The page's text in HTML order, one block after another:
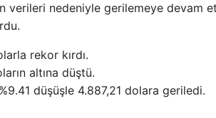
nedeniyle gerilemeye devam
rekor kırdı.
altına düştü.
düşüşle 4.887,21 dolara geriledi.